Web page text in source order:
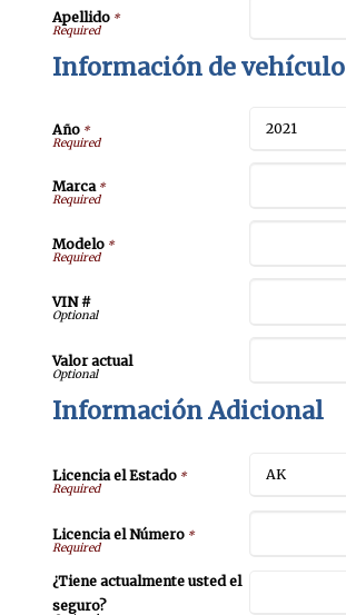
Apellido*
Información de vehículo
Año*
Marca*
Modelo*
VIN #
Valor actual
Información Adicional
Licencia el Estado*
Licencia el Número*
¿Tiene actualmente usted el
seguro?